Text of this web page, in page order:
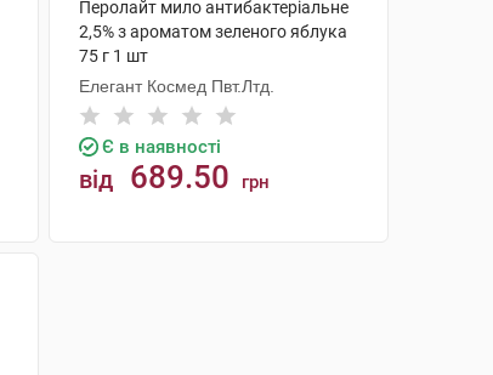
Перолайт мило антибактеріальне
2,5% з ароматом зеленого яблука
75 г 1 шт
Елегант Космед Пвт.Лтд.
Є в наявності
від 689.50 грн